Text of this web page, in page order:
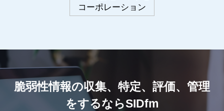
脆弱性情報の収集、特定、評価、管理
をするならSIDfm